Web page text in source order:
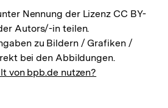
Nennung der Lizenz CC BY-
Autors/-in teilen.
zu Bildern / Grafiken /
bei den Abbildungen.
von bpb.de nutzen?